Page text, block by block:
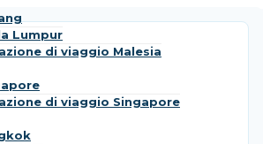
Lumpur
di viaggio Malesia
di viaggio Singapore